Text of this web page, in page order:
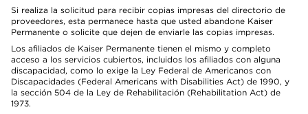
Si realiza la solicitud para recibir copias impresas del directorio de
proveedores, esta permanece hasta que usted abandone Kaiser
Permanente o solicite que dejen de enviarle las copias impresas.
Los afiliados de Kaiser Permanente tienen el mismo y completo
acceso a los servicios cubiertos, incluidos los afiliados con alguna
discapacidad, como lo exige la Ley Federal de Americanos con
Discapacidades (Federal Americans with Disabilities Act) de 1990, y
la sección 504 de la Ley de Rehabilitación (Rehabilitation Act) de
1973.